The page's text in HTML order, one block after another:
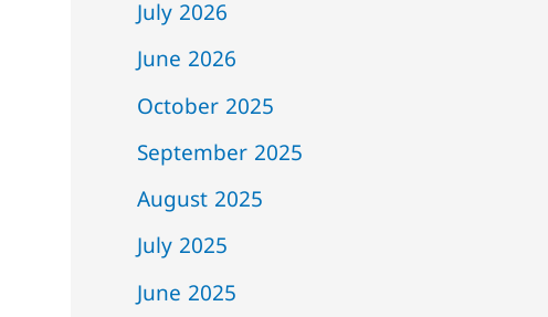
July 2026
June 2026
October 2025
September 2025
August 2025
July 2025
June 2025